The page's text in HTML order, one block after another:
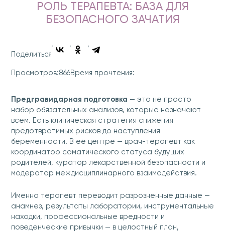
РОЛЬ ТЕРАПЕВТА: БАЗА ДЛЯ
БЕЗОПАСНОГО ЗАЧАТИЯ
Поделиться
Просмотров:866Время прочтения:
Предгравидарная подготовка — это не просто
набор обязательных анализов, которые назначают
всем. Есть клиническая стратегия снижения
предотвратимых рисков до наступления
беременности. В её центре — врач-терапевт как
координатор соматического статуса будущих
родителей, куратор лекарственной безопасности и
модератор междисциплинарного взаимодействия.
Именно терапевт переводит разрозненные данные —
анамнез, результаты лаборатории, инструментальные
находки, профессиональные вредности и
поведенческие привычки — в целостный план,